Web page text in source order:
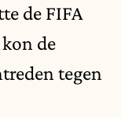
de FIFA
de
tegen